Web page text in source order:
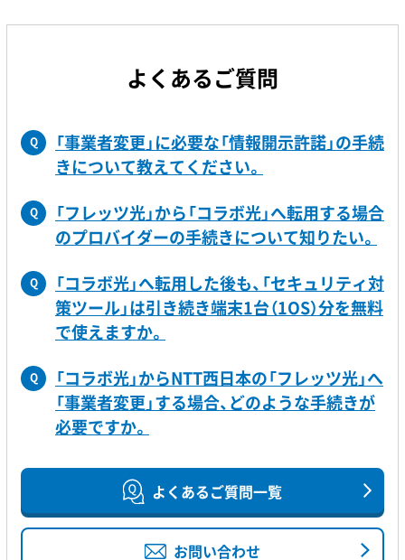
よくあるご質問
Q
「事業者変更」に必要な「情報開示許諾」の手続
きについて教えてください。
Q
「フレッツ光」から「コラボ光」へ転用する場合
のプロバイダーの手続きについて知りたい。
Q
「コラボ光」へ転用した後も、「セキュリティ対
策ツール」は引き続き端末1台（1OS）分を無料
で使えますか。
Q
「コラボ光」からNTT西日本の「フレッツ光」へ
「事業者変更」する場合、どのような手続きが
必要ですか。
よくあるご質問一覧
お問い合わせ